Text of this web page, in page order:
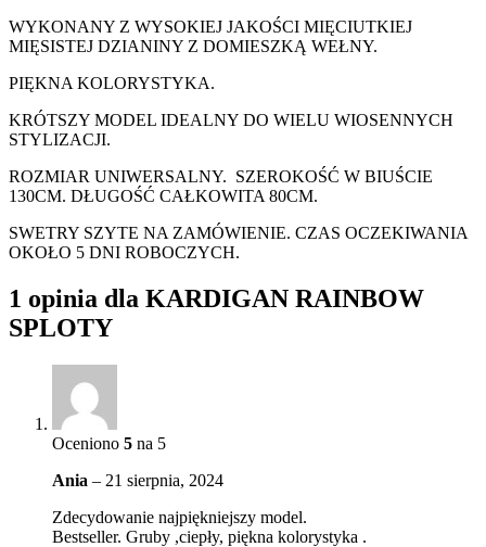
WYKONANY Z WYSOKIEJ JAKOŚCI MIĘCIUTKIEJ
MIĘSISTEJ DZIANINY Z DOMIESZKĄ WEŁNY.
PIĘKNA KOLORYSTYKA.
KRÓTSZY MODEL IDEALNY DO WIELU WIOSENNYCH
STYLIZACJI.
ROZMIAR UNIWERSALNY. SZEROKOŚĆ W BIUŚCIE
130CM. DŁUGOŚĆ CAŁKOWITA 80CM.
SWETRY SZYTE NA ZAMÓWIENIE. CZAS OCZEKIWANIA
OKOŁO 5 DNI ROBOCZYCH.
1 opinia dla KARDIGAN RAINBOW
SPLOTY
Oceniono 5 na 5
Ania – 21 sierpnia, 2024
Zdecydowanie najpiękniejszy model.
Bestseller. Gruby ,ciepły, piękna kolorystyka .